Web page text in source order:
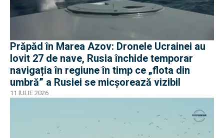
Prăpăd în Marea Azov: Dronele Ucrainei au
lovit 27 de nave, Rusia închide temporar
navigația în regiune în timp ce „flota din
umbră” a Rusiei se micșorează vizibil
11 IULIE 2026